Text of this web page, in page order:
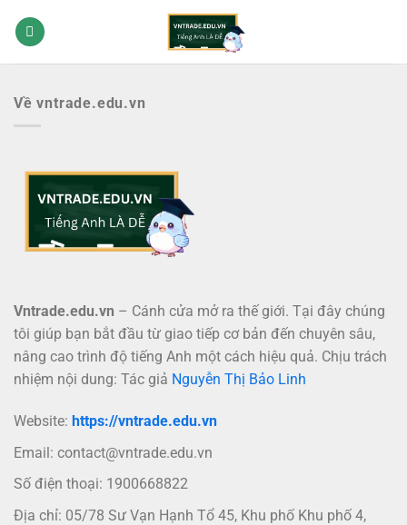
qua
Về vntrade.edu.vn
Vntrade.edu.vn – Cánh cửa mở ra thế giới. Tại đây chúng
tôi giúp bạn bắt đầu từ giao tiếp cơ bản đến chuyên sâu,
nâng cao trình độ tiếng Anh một cách hiệu quả. Chịu trách
nhiệm nội dung: Tác giả Nguyễn Thị Bảo Linh
Website: https://vntrade.edu.vn
Email: contact@vntrade.edu.vn
Số điện thoại: 1900668822
Địa chỉ: 05/78 Sư Vạn Hạnh Tổ 45, Khu phố Khu phố 4,